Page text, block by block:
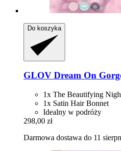
Do koszyka
GLOV Dream On
1x The Beautifying
1x Satin Hair Bonnet
Idealny w podróży
298,00 zł
Darmowa dostawa do 11